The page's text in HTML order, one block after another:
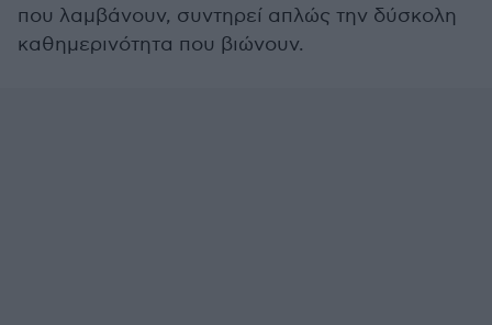
που λαμβάνουν, συντηρεί απλώς την δύσκολη
καθημερινότητα που βιώνουν.